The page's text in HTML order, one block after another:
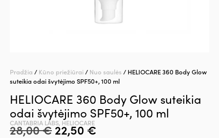
Pradžia / Kūno priežiūrai / Nuo saulės / HELIOCARE 360 Body Glow
suteikia odai švytėjimo SPF50+, 100 ml
HELIOCARE 360 Body Glow suteikia
odai švytėjimo SPF50+, 100 ml
CANTABRIA LABS, HELIOCARE
28,00€22,50€